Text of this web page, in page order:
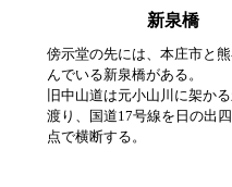
新泉橋
傍示堂の先には、本庄市と
んでいる新泉橋がある。
旧中山道は元小山川に架かる
渡り、
国道17号線を日の出
点で横断する。